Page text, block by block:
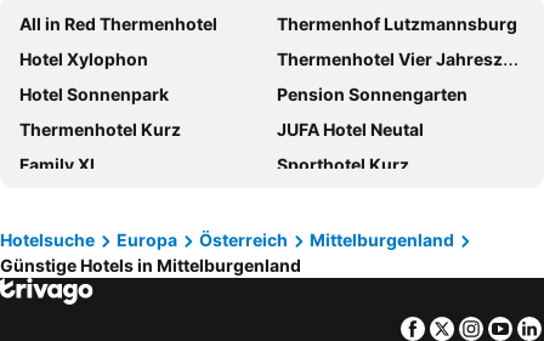
All in Red Thermenhotel
Thermenhof Lutzmannsburg
Hotel Xylophon
Thermenhotel Vier Jahreszeiten
Hotel Sonnenpark
Pension Sonnengarten
Thermenhotel Kurz
JUFA Hotel Neutal
Family XL
Sporthotel Kurz
Hotel Schlof Guat
Superior Hotel Schreiner
Pension Schlossblick
Das Blaufränkisch Weinhotel & Restaurant
Landgasthof Faymann
Hotelsuche Europa Österreich
Mittelburgenland
Günstige Hotels in Mittelburgenland
Facebook
Twitter